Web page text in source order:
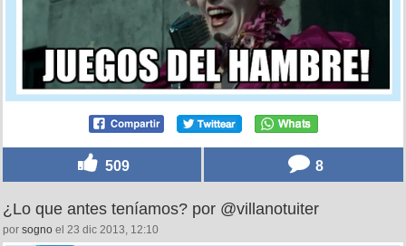
509 8
¿Lo que antes teníamos? por @villanotuiter
por sogno el 23 dic 2013, 12:10